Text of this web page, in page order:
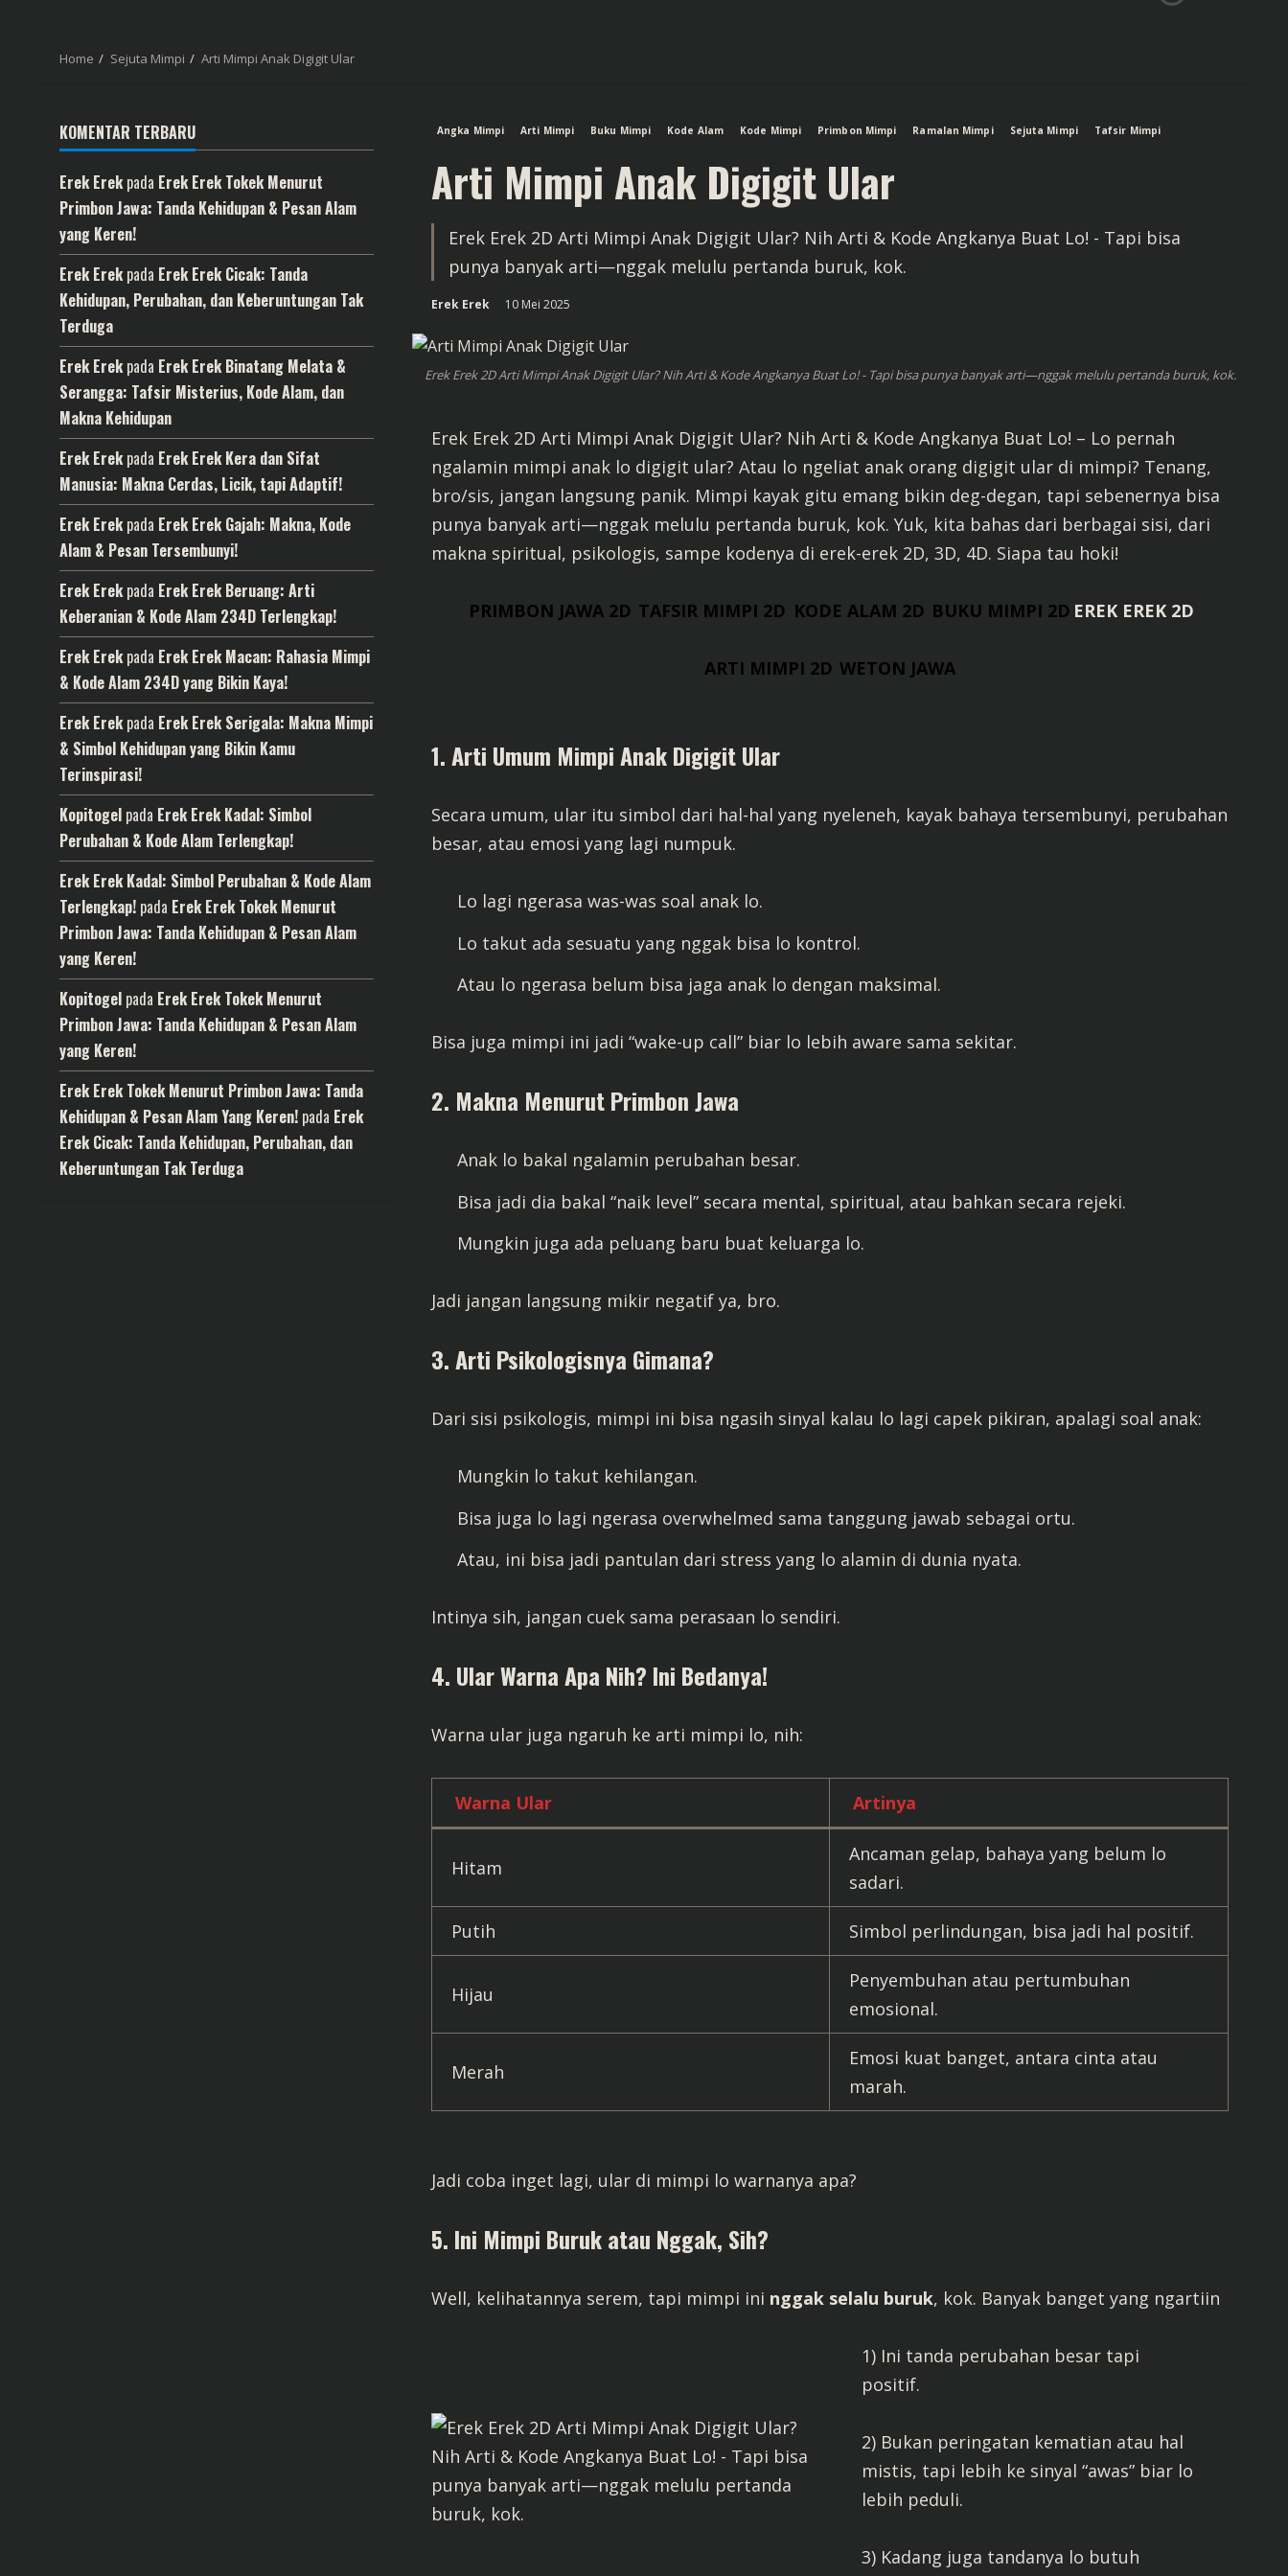
Home Sejuta Mimpi Arti Mimpi Anak Digigit Ular
Angka Mimpi Arti Mimpi Buku Mimpi Kode Alam Kode Mimpi Primbon Mimpi Ramalan Mimpi Sejuta Mimpi Tafsir Mimpi
Arti Mimpi Anak Digigit Ular
Erek Erek 2D Arti Mimpi Anak Digigit Ular? Nih Arti & Kode Angkanya Buat Lo! - Tapi bisa
punya banyak arti—nggak melulu pertanda buruk, kok.
Erek Erek 10 Mei 2025
Erek Erek 2D Arti Mimpi Anak Digigit Ular? Nih Arti & Kode Angkanya Buat Lo! - Tapi bisa punya banyak arti—nggak melulu pertanda buruk, kok.
Erek Erek 2D Arti Mimpi Anak Digigit Ular? Nih Arti & Kode Angkanya Buat Lo! – Lo pernah
ngalamin mimpi anak lo digigit ular? Atau lo ngeliat anak orang digigit ular di mimpi? Tenang,
bro/sis, jangan langsung panik. Mimpi kayak gitu emang bikin deg-degan, tapi sebenernya bisa
punya banyak arti—nggak melulu pertanda buruk, kok. Yuk, kita bahas dari berbagai sisi, dari
makna spiritual, psikologis, sampe kodenya di erek-erek 2D, 3D, 4D. Siapa tau hoki!
PRIMBON JAWA 2D TAFSIR MIMPI 2D KODE ALAM 2D BUKU MIMPI 2D EREK EREK 2D
ARTI MIMPI 2D WETON JAWA
1. Arti Umum Mimpi Anak Digigit Ular
Secara umum, ular itu simbol dari hal-hal yang nyeleneh, kayak bahaya tersembunyi, perubahan
besar, atau emosi yang lagi numpuk.
Lo lagi ngerasa was-was soal anak lo.
Lo takut ada sesuatu yang nggak bisa lo kontrol.
Atau lo ngerasa belum bisa jaga anak lo dengan maksimal.
Bisa juga mimpi ini jadi “wake-up call” biar lo lebih aware sama sekitar.
2. Makna Menurut Primbon Jawa
Anak lo bakal ngalamin perubahan besar.
Bisa jadi dia bakal “naik level” secara mental, spiritual, atau bahkan secara rejeki.
Mungkin juga ada peluang baru buat keluarga lo.
Jadi jangan langsung mikir negatif ya, bro.
3. Arti Psikologisnya Gimana?
Dari sisi psikologis, mimpi ini bisa ngasih sinyal kalau lo lagi capek pikiran, apalagi soal anak:
Mungkin lo takut kehilangan.
Bisa juga lo lagi ngerasa overwhelmed sama tanggung jawab sebagai ortu.
Atau, ini bisa jadi pantulan dari stress yang lo alamin di dunia nyata.
Intinya sih, jangan cuek sama perasaan lo sendiri.
4. Ular Warna Apa Nih? Ini Bedanya!
Warna ular juga ngaruh ke arti mimpi lo, nih:
Warna Ular Artinya
Hitam
Ancaman gelap, bahaya yang belum lo
sadari.
Putih Simbol perlindungan, bisa jadi hal positif.
Hijau
Penyembuhan atau pertumbuhan
emosional.
Merah
Emosi kuat banget, antara cinta atau
marah.
Jadi coba inget lagi, ular di mimpi lo warnanya apa?
5. Ini Mimpi Buruk atau Nggak, Sih?
Well, kelihatannya serem, tapi mimpi ini nggak selalu buruk, kok. Banyak banget yang ngartiin
1) Ini tanda perubahan besar tapi
positif.
2) Bukan peringatan kematian atau hal
mistis, tapi lebih ke sinyal “awas” biar lo
lebih peduli.
3) Kadang juga tandanya lo butuh
KOMENTAR TERBARU
Erek Erekpada Erek Erek Tokek Menurut
Primbon Jawa: Tanda Kehidupan & Pesan Alam
yang Keren!
Erek Erekpada Erek Erek Cicak: Tanda
Kehidupan, Perubahan, dan Keberuntungan Tak
Terduga
Erek Erekpada Erek Erek Binatang Melata &
Serangga: Tafsir Misterius, Kode Alam, dan
Makna Kehidupan
Erek Erekpada Erek Erek Kera dan Sifat
Manusia: Makna Cerdas, Licik, tapi Adaptif!
Erek Erekpada Erek Erek Gajah: Makna, Kode
Alam & Pesan Tersembunyi!
Erek Erekpada Erek Erek Beruang: Arti
Keberanian & Kode Alam 234D Terlengkap!
Erek Erekpada Erek Erek Macan: Rahasia Mimpi
& Kode Alam 234D yang Bikin Kaya!
Erek Erekpada Erek Erek Serigala: Makna Mimpi
& Simbol Kehidupan yang Bikin Kamu
Terinspirasi!
Kopitogel pada Erek Erek Kadal: Simbol
Perubahan & Kode Alam Terlengkap!
Erek Erek Kadal: Simbol Perubahan & Kode Alam
Terlengkap! pada Erek Erek Tokek Menurut
Primbon Jawa: Tanda Kehidupan & Pesan Alam
yang Keren!
Kopitogel pada Erek Erek Tokek Menurut
Primbon Jawa: Tanda Kehidupan & Pesan Alam
yang Keren!
Erek Erek Tokek Menurut Primbon Jawa: Tanda
Kehidupan & Pesan Alam Yang Keren! pada Erek
Erek Cicak: Tanda Kehidupan, Perubahan, dan
Keberuntungan Tak Terduga